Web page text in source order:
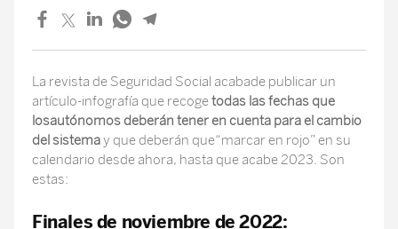
La revista de Seguridad Social acabade publicar un
artículo-infografía que recogetodas las fechas que
losautónomos deberán tener en cuenta para el cambio
del sistemay que deberán que“marcar en rojo” en su
calendario desde ahora, hasta que acabe 2023. Son
estas:
Finales de noviembre de 2022: